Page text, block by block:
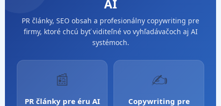
AI
PR články, SEO obsah a profesionálny copywriting pre
firmy, ktoré chcú byť viditeľné vo vyhľadávačoch aj AI
systémoch.
📰
PR články pre éru AI
✍️
Copywriting pre